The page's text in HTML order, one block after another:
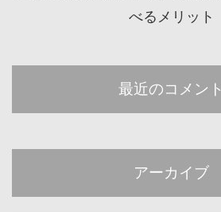
べるメリット
最近のコメント
アーカイブ